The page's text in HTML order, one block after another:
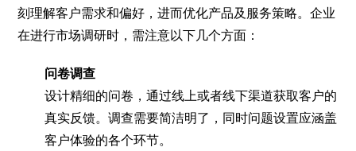
刻理解客户需求和偏好，进而优化产品及服务策略。企业
在进行市场调研时，需注意以下几个方面：
问卷调查
设计精细的问卷，通过线上或者线下渠道获取客户的
真实反馈。调查需要简洁明了，同时问题设置应涵盖
客户体验的各个环节。